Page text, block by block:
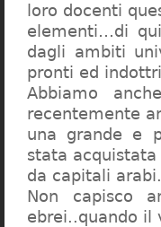
loro docenti
elementi…di
dagli ambiti
pronti ed
Abbiamo
recentemente
una grande e
stata acquistata
da capitali arabi.
Non capisco
ebrei..quando il